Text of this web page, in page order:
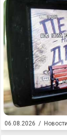
06.08.2026 / Новости